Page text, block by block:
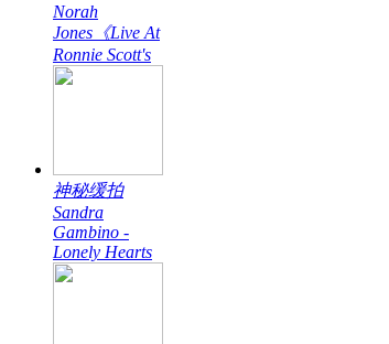
Norah
Jones《Live At
Ronnie Scott's
神秘缓拍
Sandra
Gambino -
Lonely Hearts